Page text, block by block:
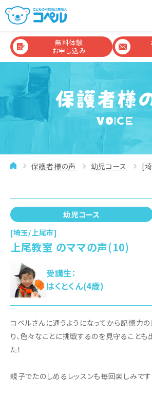
無料体験
お申し込み
VOICE
保護者様の声 幼児コース [
幼児コース
[埼玉/上尾市]
上尾教室 のママの声(10)
受講生：
はくとくん(4歳)
コペルさんに通うようになってから記憶力
り、色々なことに挑戦するのを見守ることも
た！
親子でたのしめるレッスンも毎回楽しみです